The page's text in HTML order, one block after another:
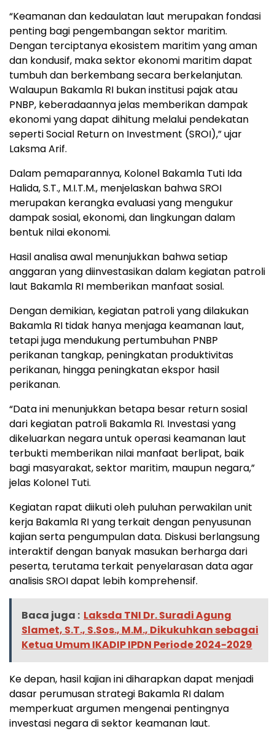
“Keamanan dan kedaulatan laut merupakan fondasi
penting bagi pengembangan sektor maritim.
Dengan terciptanya ekosistem maritim yang aman
dan kondusif, maka sektor ekonomi maritim dapat
tumbuh dan berkembang secara berkelanjutan.
Walaupun Bakamla RI bukan institusi pajak atau
PNBP, keberadaannya jelas memberikan dampak
ekonomi yang dapat dihitung melalui pendekatan
seperti Social Return on Investment (SROI),” ujar
Laksma Arif.
Dalam pemaparannya, Kolonel Bakamla Tuti Ida
Halida, S.T., M.I.T.M., menjelaskan bahwa SROI
merupakan kerangka evaluasi yang mengukur
dampak sosial, ekonomi, dan lingkungan dalam
bentuk nilai ekonomi.
Hasil analisa awal menunjukkan bahwa setiap
anggaran yang diinvestasikan dalam kegiatan patroli
laut Bakamla RI memberikan manfaat sosial.
Dengan demikian, kegiatan patroli yang dilakukan
Bakamla RI tidak hanya menjaga keamanan laut,
tetapi juga mendukung pertumbuhan PNBP
perikanan tangkap, peningkatan produktivitas
perikanan, hingga peningkatan ekspor hasil
perikanan.
“Data ini menunjukkan betapa besar return sosial
dari kegiatan patroli Bakamla RI. Investasi yang
dikeluarkan negara untuk operasi keamanan laut
terbukti memberikan nilai manfaat berlipat, baik
bagi masyarakat, sektor maritim, maupun negara,”
jelas Kolonel Tuti.
Kegiatan rapat diikuti oleh puluhan perwakilan unit
kerja Bakamla RI yang terkait dengan penyusunan
kajian serta pengumpulan data. Diskusi berlangsung
interaktif dengan banyak masukan berharga dari
peserta, terutama terkait penyelarasan data agar
analisis SROI dapat lebih komprehensif.
Baca juga : Laksda TNI Dr. Suradi Agung
Slamet, S.T., S.Sos., M.M., Dikukuhkan sebagai
Ketua Umum IKADIP IPDN Periode 2024-2029
Ke depan, hasil kajian ini diharapkan dapat menjadi
dasar perumusan strategi Bakamla RI dalam
memperkuat argumen mengenai pentingnya
investasi negara di sektor keamanan laut.